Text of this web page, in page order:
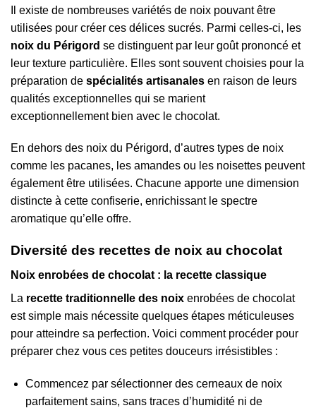
Il existe de nombreuses variétés de noix pouvant être
utilisées pour créer ces délices sucrés. Parmi celles-ci, les
noix du Périgord se distinguent par leur goût prononcé et
leur texture particulière. Elles sont souvent choisies pour la
préparation de spécialités artisanales en raison de leurs
qualités exceptionnelles qui se marient
exceptionnellement bien avec le chocolat.
En dehors des noix du Périgord, d’autres types de noix
comme les pacanes, les amandes ou les noisettes peuvent
également être utilisées. Chacune apporte une dimension
distincte à cette confiserie, enrichissant le spectre
aromatique qu’elle offre.
Diversité des recettes de noix au chocolat
Noix enrobées de chocolat : la recette classique
La recette traditionnelle des noix enrobées de chocolat
est simple mais nécessite quelques étapes méticuleuses
pour atteindre sa perfection. Voici comment procéder pour
préparer chez vous ces petites douceurs irrésistibles :
Commencez par sélectionner des cerneaux de noix
parfaitement sains, sans traces d’humidité ni de